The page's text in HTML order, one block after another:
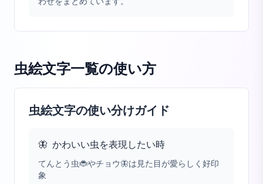
虫絵文字一覧の使い方
虫絵文字の使い分けガイド
🦋 かわいい虫を表現したい時
てんとう虫🐞やチョウ🦋は見た目が愛らしく好印
象